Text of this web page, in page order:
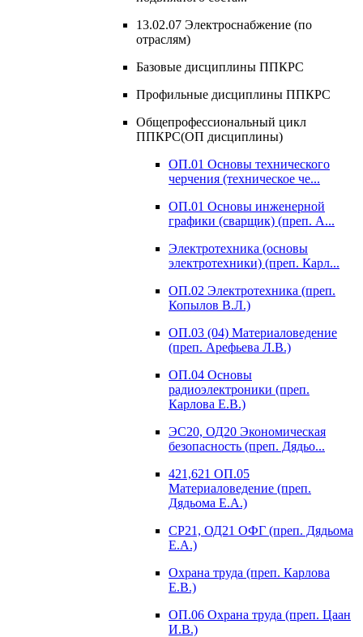
13.02.07 Электроснабжение (по
отраслям)
Базовые дисциплины ППКРС
Профильные дисциплины ППКРС
Общепрофессиональный цикл
ППКРС(ОП дисциплины)
ОП.01 Основы технического
черчения (техническое че...
ОП.01 Основы инженерной
графики (сварщик) (преп. А...
Электротехника (основы
электротехники) (преп. Карл...
ОП.02 Электротехника (преп.
Копылов В.Л.)
ОП.03 (04) Материаловедение
(преп. Арефьева Л.В.)
ОП.04 Основы
радиоэлектроники (преп.
Карлова Е.В.)
ЭС20, ОД20 Экономическая
безопасность (преп. Дядьо...
421,621 ОП.05
Материаловедение (преп.
Дядьома Е.А.)
СР21, ОД21 ОФГ (преп. Дядьома
Е.А.)
Охрана труда (преп. Карлова
Е.В.)
ОП.06 Охрана труда (преп. Цаан
И.В.)